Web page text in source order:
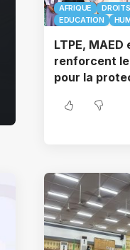
AFRIQUE
EDUCATION
LTPE, MAED
renforcent
pour la